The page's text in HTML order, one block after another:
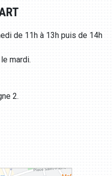
de 11h à 13h puis de 14h
mardi.
2.